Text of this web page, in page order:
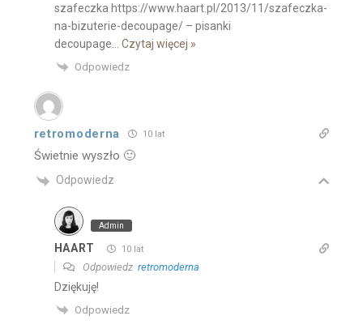
szafeczka https://www.haart.pl/2013/11/szafeczka-
na-bizuterie-decoupage/ – pisanki
decoupage
Czytaj więcej »
Odpowiedz
retromoderna 10 lat
Świetnie wyszło 🙂
Odpowiedz
Admin
HAART 10 lat
Odpowiedz retromoderna
Dziękuję!
Odpowiedz